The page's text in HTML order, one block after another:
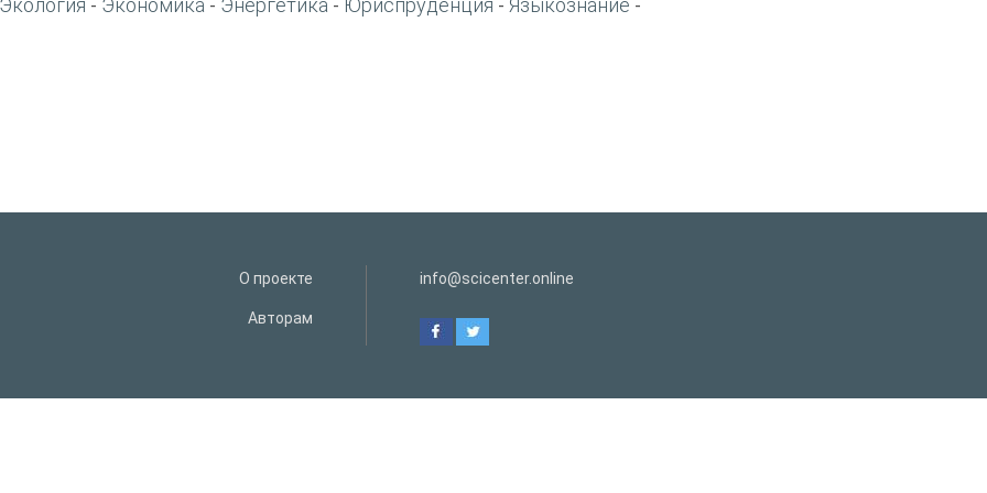
Экология - Экономика - Энергетика - Юриспруденция - Языкознание -
О проекте
Авторам
info@scicenter.online